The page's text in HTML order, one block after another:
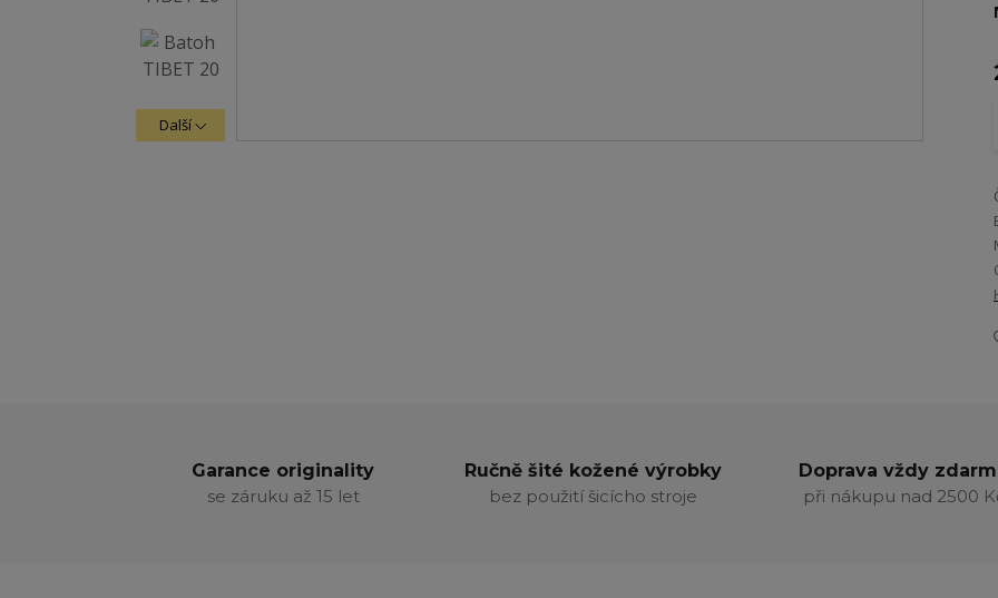
Další
Garance originality
se záruku až 15 let
Ručně šité kožené výrobky
bez použití šicícho stroje
Doprava vždy
při nákupu nad 2500